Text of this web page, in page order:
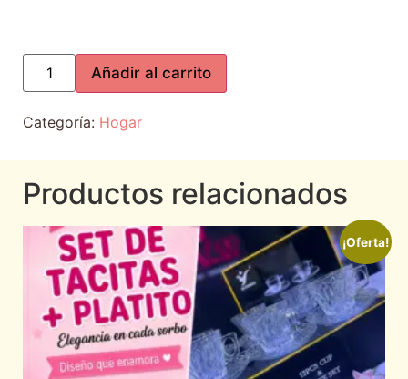
Añadir al carrito
Categoría: Hogar
Productos relacionados
¡Oferta!